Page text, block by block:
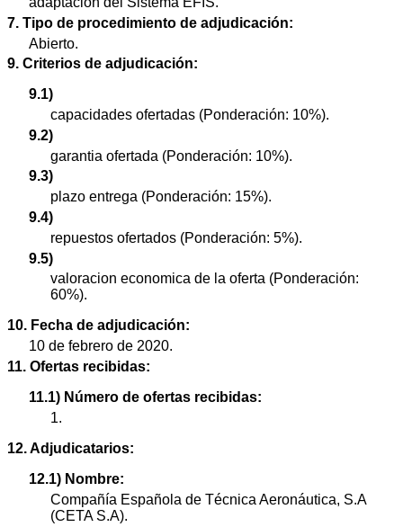
7. Tipo de procedimiento de adjudicación:
Abierto.
9. Criterios de adjudicación:
9.1)
capacidades ofertadas (Ponderación: 10%).
9.2)
garantia ofertada (Ponderación: 10%).
9.3)
plazo entrega (Ponderación: 15%).
9.4)
repuestos ofertados (Ponderación: 5%).
9.5)
valoracion economica de la oferta (Ponderación:
60%).
10. Fecha de adjudicación:
10 de febrero de 2020.
11. Ofertas recibidas:
11.1) Número de ofertas recibidas:
1.
12. Adjudicatarios:
12.1) Nombre:
Compañía Española de Técnica Aeronáutica, S.A
(CETA S.A).